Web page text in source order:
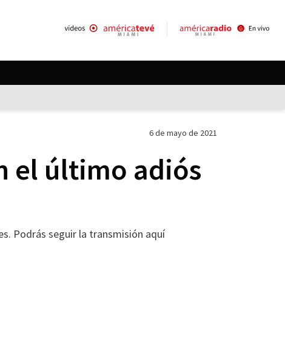
6 de mayo de 2021
el último adiós
Podrás seguir la transmisión aquí